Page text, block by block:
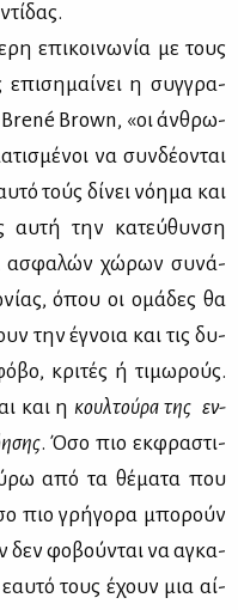
επι­κοι­νω­νία με τους
η συγ­γρα­
Brené Brown, «οι άν­θρω­
να συν­δέ­ο­νται
τούς δί­νει νό­η­μα και
αυ­τή την κα­τεύ­θυν­ση
ασφα­λών χώ­ρων συ­νά­
όπου οι ομά­δες θα
την έγνοια και τις δυ­
κρι­τές ή τι­μω­ρούς.
και η κουλ­τού­ρα της εν­
. Όσο πιο εκ­φρα­στι­
από τα θέ­μα­τα που
πιο γρή­γο­ρα μπο­ρούν
δεν φο­βού­νται να αγκα­
τους έχουν μια αί­